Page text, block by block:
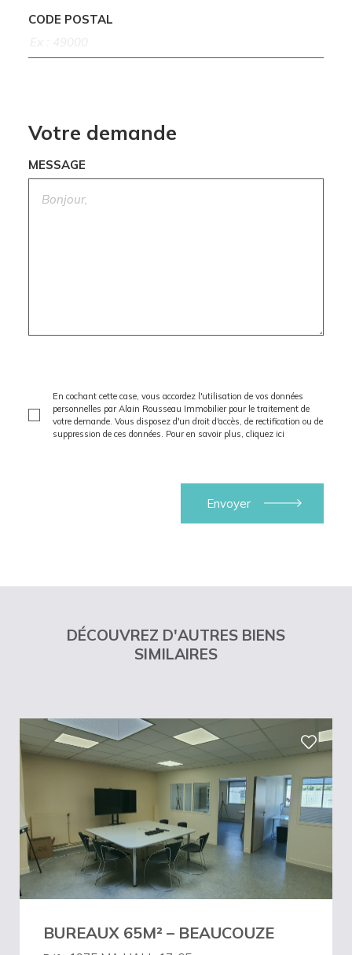
CODE POSTAL
Votre demande
MESSAGE
En cochant cette case, vous accordez l'utilisation de vos données
personnelles par Alain Rousseau Immobilier pour le traitement de
votre demande. Vous disposez d'un droit d'accès, de rectification ou de
suppression de ces données. Pour en savoir plus, cliquez ici
DÉCOUVREZ D'AUTRES BIENS
SIMILAIRES
BUREAUX 65M² – BEAUCOUZE